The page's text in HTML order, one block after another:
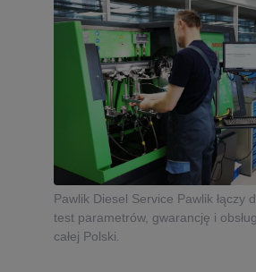
Pawlik Diesel Service Pawlik łączy
test parametrów, gwarancję i
całej Polski.